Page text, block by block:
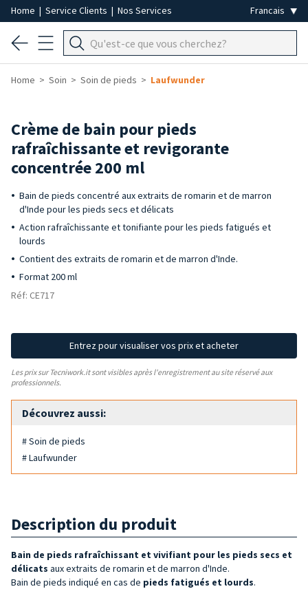
Home | Service Clients | Nos Services
Home Soin Soin de pieds Laufwunder
Crème de bain pour pieds
rafraîchissante et revigorante
concentrée 200 ml
Bain de pieds concentré aux extraits de romarin et de marron
d'Inde pour les pieds secs et délicats
Action rafraîchissante et tonifiante pour les pieds fatigués et
lourds
Contient des extraits de romarin et de marron d'Inde.
Format 200 ml
Réf: CE717
Entrez pour visualiser vos prix et acheter
Les prix sur Tecniwork.it sont visibles après l'enregistrement au site réservé aux
professionnels.
Découvrez aussi:
# Soin de pieds
# Laufwunder
Description du produit
Bain de pieds rafraîchissant et vivifiant pour les pieds secs et
délicats aux extraits de romarin et de marron d'Inde.
Bain de pieds indiqué en cas de pieds fatigués et lourds.